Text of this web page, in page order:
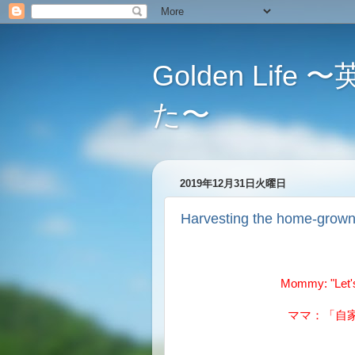
Golden Life 〜
た〜
2019年12月31日火曜日
Harvesting the home-
Mommy:
ママ：「自